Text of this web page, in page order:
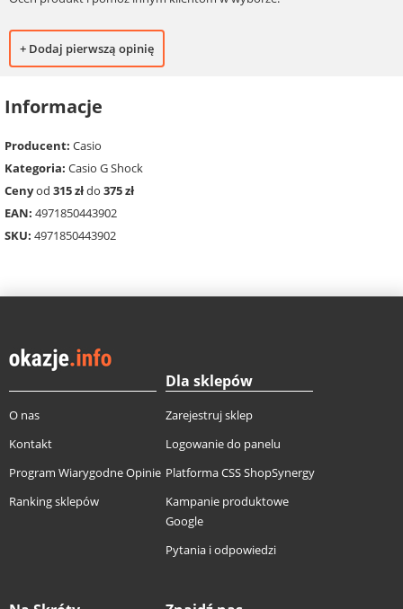
+ Dodaj pierwszą opinię
Informacje
Producent: Casio
Kategoria: Casio G Shock
Cenyod 315 złdo 375 zł
EAN: 4971850443902
SKU: 4971850443902
O nas
Kontakt
Program Wiarygodne Opinie
Ranking sklepów
Dla sklepów
Zarejestruj sklep
Logowanie do panelu
Platforma CSS ShopSynergy
Kampanie produktowe
Google
Pytania i odpowiedzi